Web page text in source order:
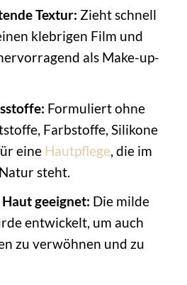
Textur: Zieht schnell
klebrigen Film und
als Make-up-
Formuliert ohne
Farbstoffe, Silikone
eine Hautpflege, die im
steht.
geeignet: Die milde
entwickelt, um auch
zu verwöhnen und zu